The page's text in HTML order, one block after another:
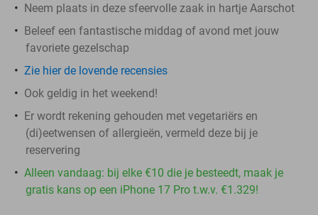
Neem plaats in deze sfeervolle zaak in hartje Aarschot
Beleef een fantastische middag of avond met jouw
favoriete gezelschap
Zie hier de lovende recensies
Ook geldig in het weekend!
Er wordt rekening gehouden met vegetariërs en
(di)eetwensen of allergieën, vermeld deze bij je
reservering
Alleen vandaag: bij elke €10 die je besteedt, maak je
gratis kans op een iPhone 17 Pro t.w.v. €1.329!